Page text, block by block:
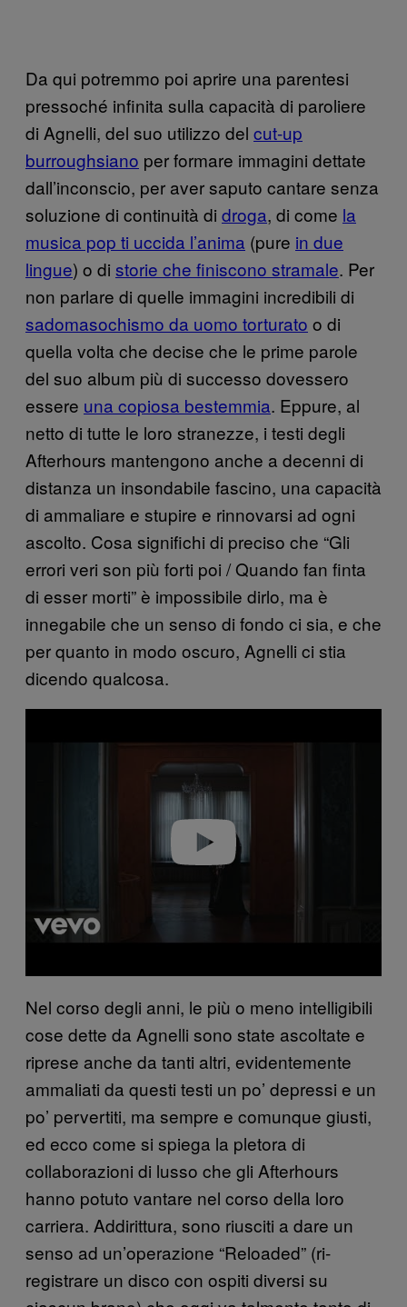
Da qui potremmo poi aprire una parentesi
pressoché infinita sulla capacità di paroliere
di Agnelli, del suo utilizzo del cut-up
burroughsiano per formare immagini dettate
dall’inconscio, per aver saputo cantare senza
soluzione di continuità di droga, di come la
musica pop ti uccida l’anima (pure in due
lingue) o di storie che finiscono stramale. Per
non parlare di quelle immagini incredibili di
sadomasochismo da uomo torturato o di
quella volta che decise che le prime parole
del suo album più di successo dovessero
essere una copiosa bestemmia. Eppure, al
netto di tutte le loro stranezze, i testi degli
Afterhours mantengono anche a decenni di
distanza un insondabile fascino, una capacità
di ammaliare e stupire e rinnovarsi ad ogni
ascolto. Cosa significhi di preciso che “Gli
errori veri son più forti poi / Quando fan finta
di esser morti” è impossibile dirlo, ma è
innegabile che un senso di fondo ci sia, e che
per quanto in modo oscuro, Agnelli ci stia
dicendo qualcosa.
Nel corso degli anni, le più o meno intelligibili
cose dette da Agnelli sono state ascoltate e
riprese anche da tanti altri, evidentemente
ammaliati da questi testi un po’ depressi e un
po’ pervertiti, ma sempre e comunque giusti,
ed ecco come si spiega la pletora di
collaborazioni di lusso che gli Afterhours
hanno potuto vantare nel corso della loro
carriera. Addirittura, sono riusciti a dare un
senso ad un’operazione “Reloaded” (ri-
registrare un disco con ospiti diversi su